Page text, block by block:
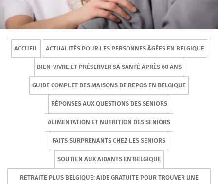
ACCUEIL ACTUALITÉS POUR LES PERSONNES ÂGÉES EN BELGIQUE
BIEN-VIVRE ET PRÉSERVER SA SANTÉ APRÈS 60 ANS
GUIDE COMPLET DES MAISONS DE REPOS EN BELGIQUE
RÉPONSES AUX QUESTIONS DES SENIORS
ALIMENTATION ET NUTRITION DES SENIORS
FAITS SURPRENANTS CHEZ LES SENIORS
SOUTIEN AUX AIDANTS EN BELGIQUE
RETRAITE PLUS BELGIQUE: AIDE GRATUITE POUR TROUVER UNE